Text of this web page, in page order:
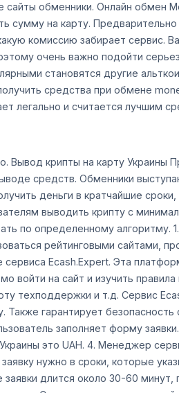
обменники. Онлайн обмен
на карту.
комиссию забирает сервис.
очень важно подойти
становятся другие
средства при обмене
легально и считается лучшим
крипты на карту Украины
средств. Обменники
деньги в кратчайшие
выводить крипту с
по определенному алгоритму.
рейтинговыми сайтами,
Ecash.Expert. Эта
войти на сайт и изучить
техподдержки и т.д. Сервис
гарантирует
заполняет форму
это UAН. 4. Менеджер
нужно в сроки, которые
длится около 30-60 минут,